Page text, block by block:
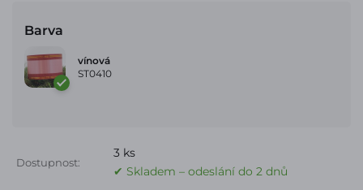
Barva
vínová
ST0410
Dostupnost:
3 ks
✔ Skladem – odeslání do 2 dnů